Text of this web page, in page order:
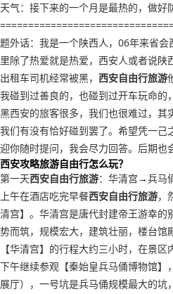
天气：接下来的一个月是最热的，做好
题外话：我是一个陕西人，06年来省
里除了热爱就是热爱，西安人或者说
出租车司机经常被黑， 西安自由行旅游
我碰到过善良的，也碰到过开车玩命
黑西安的旅客很多，我们也很难过，
我们有没有恰好碰到罢了。希望凭一
迎你随时提问，我会尽力回答。后期也
西安攻略旅游自由行怎么玩？
第一天西安自由行旅游：华清宫→兵马
上午在酒店吃完早餐西安自由行旅游，
清宫】。华清宫是唐代封建帝王游幸的
势而筑，规模宏大，建筑壮丽，楼台
【华清宫】的行程大约三小时，在景区
下午继续参观【秦始皇兵马俑博物馆
展厅），一号坑是兵马俑规模最大的